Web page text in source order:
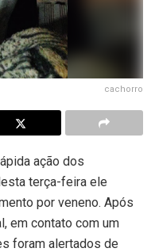
cachorro
ação dos
terça-feira ele
por veneno. Após
em contato com um
foram alertados de